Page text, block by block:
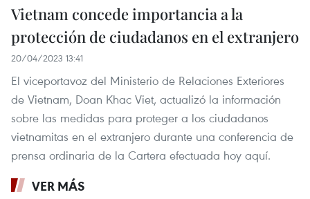
Vietnam concede importancia a la
protección de ciudadanos en el extranjero
20/04/2023 13:41
El viceportavoz del Ministerio de Relaciones Exteriores
de Vietnam, Doan Khac Viet, actualizó la información
sobre las medidas para proteger a los ciudadanos
vietnamitas en el extranjero durante una conferencia de
prensa ordinaria de la Cartera efectuada hoy aquí.
VER MÁS